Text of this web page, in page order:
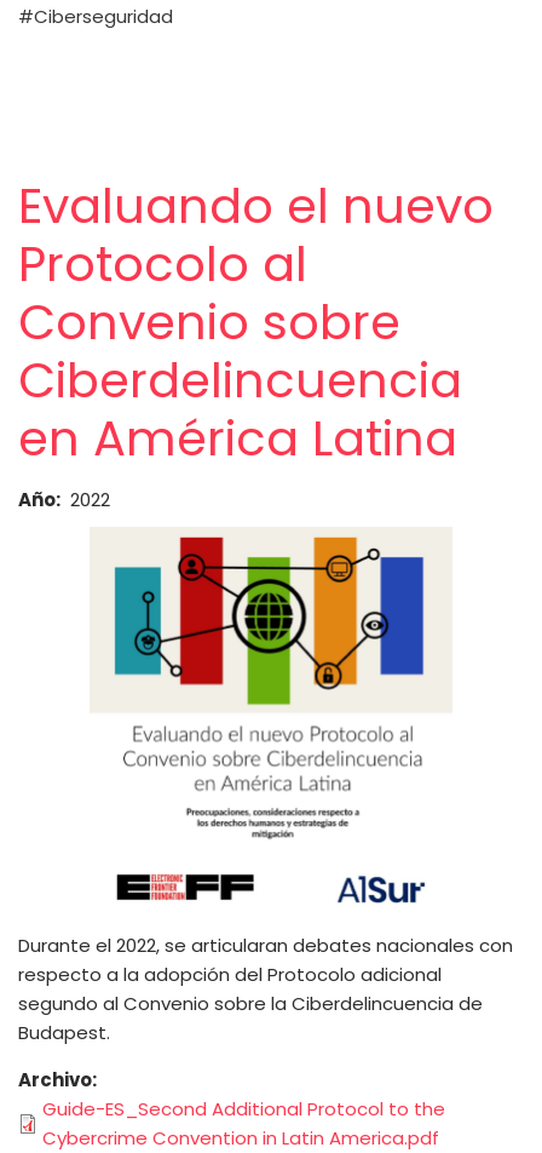
Ciberseguridad
Evaluando el nuevo
Protocolo al
Convenio sobre
Ciberdelincuencia
en América Latina
Año 2022
Durante el 2022, se articularan debates nacionales con
respecto a la adopción del Protocolo adicional
segundo al Convenio sobre la Ciberdelincuencia de
Budapest.
Archivo
Guide-ES_Second Additional Protocol to the
Cybercrime Convention in Latin America.pdf